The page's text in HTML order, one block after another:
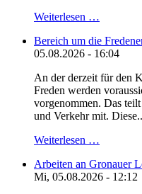
Weiterlesen …
Bereich um die
05.08.2026 - 16:04
An der derzeit für den
Freden werden
vorgenommen. Das
und Verkehr mit.
Weiterlesen …
Arbeiten an Gronauer
Mi, 05.08.2026 - 12:12